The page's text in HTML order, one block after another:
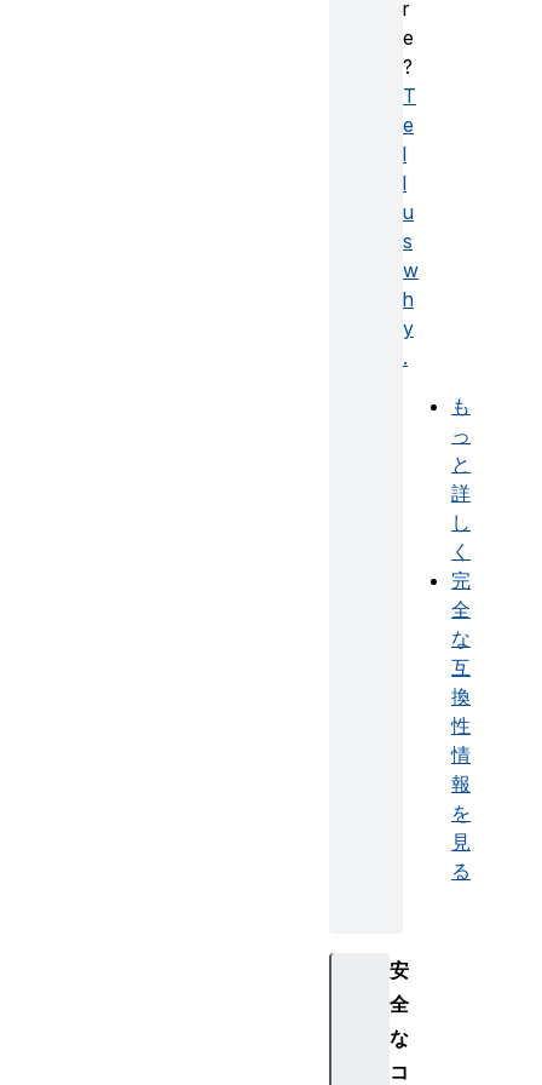
r
e
?
T
e
l
l
u
s
w
h
y
.
も
っ
と
詳
し
く
完
全
な
互
換
性
情
報
を
見
る
安
全
な
コ